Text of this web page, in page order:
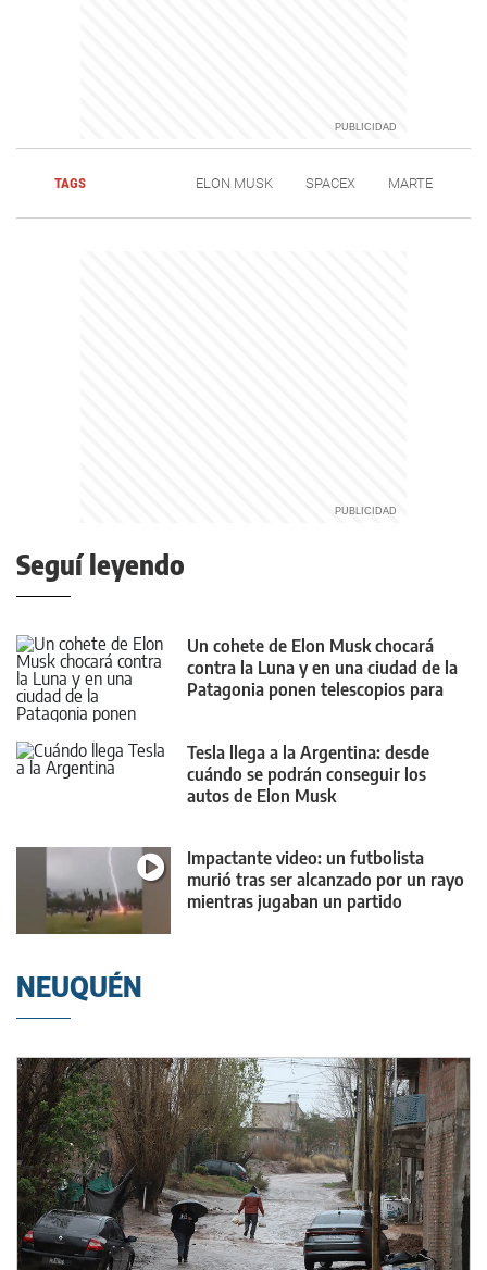
TAGS ELON MUSK SPACEX MARTE
Seguí leyendo
Un cohete de Elon Musk chocará
contra la Luna y en una ciudad de la
Patagonia ponen telescopios para
Tesla llega a la Argentina: desde
cuándo se podrán conseguir los
autos de Elon Musk
Impactante video: un futbolista
murió tras ser alcanzado por un rayo
mientras jugaban un partido
NEUQUÉN